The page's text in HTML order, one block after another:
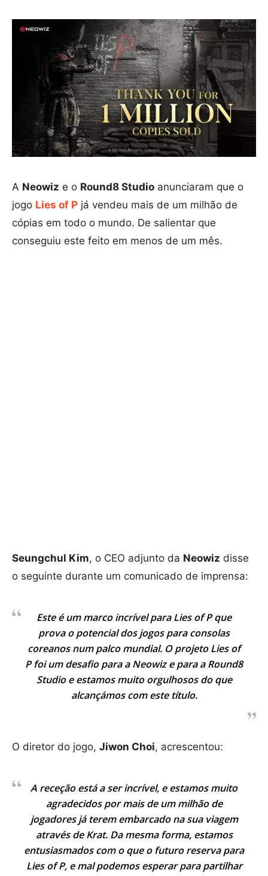
A Neowiz e o Round8 Studio anunciaram que o
jogo Lies of P já vendeu mais de um milhão de
cópias em todo o mundo. De salientar que
conseguiu este feito em menos de um mês.
Seungchul Kim, o CEO adjunto da Neowiz disse
o seguinte durante um comunicado de imprensa:
Este é um marco incrível para Lies of P que
prova o potencial dos jogos para consolas
coreanos num palco mundial. O projeto Lies of
P foi um desafio para a Neowiz e para a Round8
Studio e estamos muito orgulhosos do que
alcançámos com este título.
O diretor do jogo, Jiwon Choi, acrescentou:
A receção está a ser incrível, e estamos muito
agradecidos por mais de um milhão de
jogadores já terem embarcado na sua viagem
através de Krat. Da mesma forma, estamos
entusiasmados com o que o futuro reserva para
Lies of P, e mal podemos esperar para partilhar